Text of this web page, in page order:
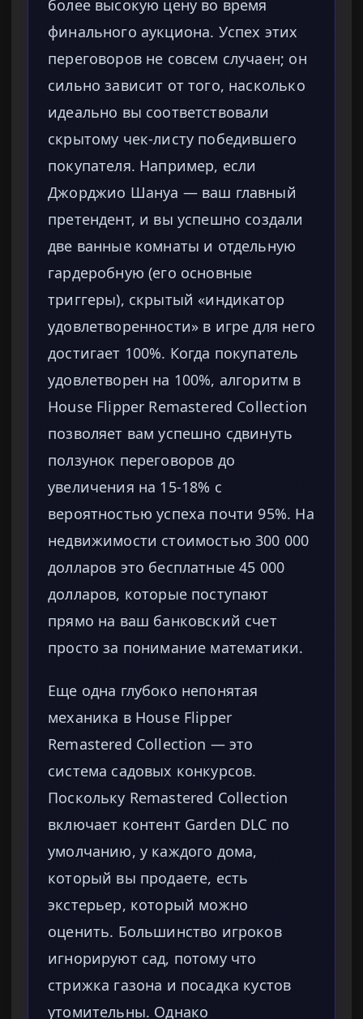
более высокую цену во время
финального аукциона. Успех этих
переговоров не совсем случаен; он
сильно зависит от того, насколько
идеально вы соответствовали
скрытому чек-листу победившего
покупателя. Например, если
Джорджио Шануа — ваш главный
претендент, и вы успешно создали
две ванные комнаты и отдельную
гардеробную (его основные
триггеры), скрытый «индикатор
удовлетворенности» в игре для него
достигает 100%. Когда покупатель
удовлетворен на 100%, алгоритм в
House Flipper Remastered Collection
позволяет вам успешно сдвинуть
ползунок переговоров до
увеличения на 15-18% с
вероятностью успеха почти 95%. На
недвижимости стоимостью 300 000
долларов это бесплатные 45 000
долларов, которые поступают
прямо на ваш банковский счет
просто за понимание математики.
Еще одна глубоко непонятая
механика в House Flipper
Remastered Collection — это
система садовых конкурсов.
Поскольку Remastered Collection
включает контент Garden DLC по
умолчанию, у каждого дома,
который вы продаете, есть
экстерьер, который можно
оценить. Большинство игроков
игнорируют сад, потому что
стрижка газона и посадка кустов
утомительны. Однако